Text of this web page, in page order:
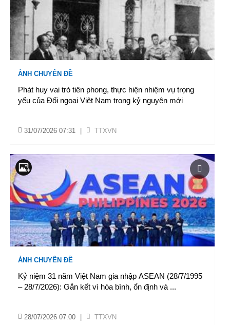
ẢNH CHUYÊN ĐỀ
Phát huy vai trò tiên phong, thực hiện nhiệm vụ trọng
yếu của Đối ngoại Việt Nam trong kỷ nguyên mới
31/07/2026 07:31 TTXVN
ẢNH CHUYÊN ĐỀ
Kỷ niệm 31 năm Việt Nam gia nhập ASEAN (28/7/1995
– 28/7/2026): Gắn kết vì hòa bình, ổn định và ...
28/07/2026 07:00 TTXVN